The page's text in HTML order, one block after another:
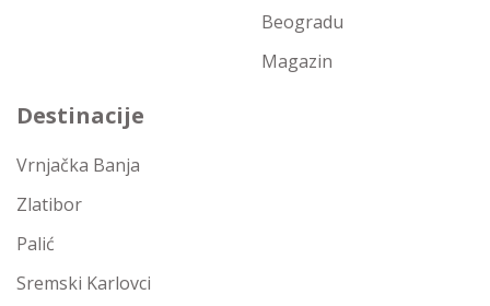
Beogradu
Magazin
Destinacije
Vrnjačka Banja
Zlatibor
Palić
Sremski Karlovci